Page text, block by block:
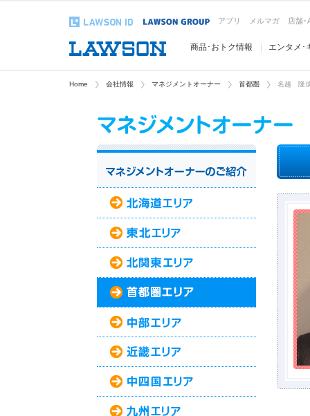
アプリ メルマガ 店舗･
商品･おトク情報 エンタメ･
Home 会社情報 マネジメントオーナー 首都圏 名越 隆